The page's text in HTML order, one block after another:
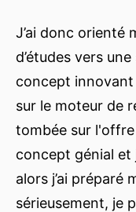
J’ai donc orienté
d’études vers
concept
sur le moteur de
tombée sur l'offre
concept génial et
alors j’ai préparé
sérieusement, je